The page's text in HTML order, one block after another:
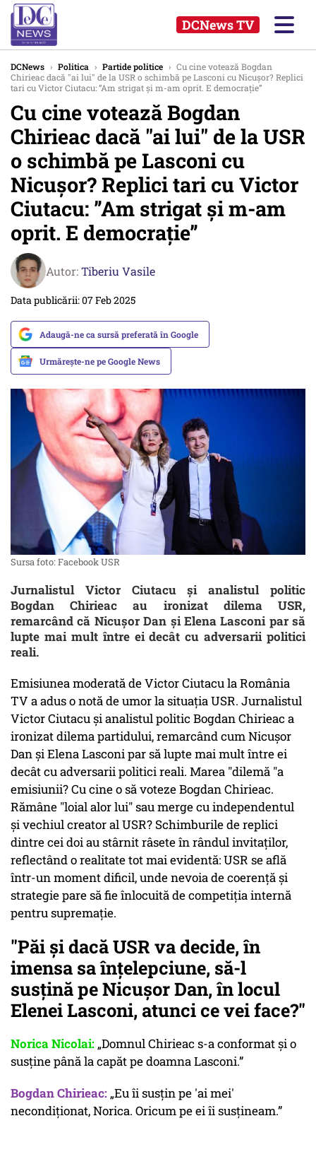
DCNews TV
DCNews › Politica › Partide politice › Cu cine votează Bogdan
Chirieac dacă "ai lui" de la USR o schimbă pe Lasconi cu Nicușor? Replici
tari cu Victor Ciutacu: ”Am strigat și m-am oprit. E democrație”
Cu cine votează Bogdan
Chirieac dacă "ai lui" de la USR
o schimbă pe Lasconi cu
Nicușor? Replici tari cu Victor
Ciutacu: ”Am strigat și m-am
oprit. E democrație”
Autor:Tiberiu Vasile
Data publicării: 07 Feb 2025
Adaugă-ne ca sursă preferată în Google
Urmărește-ne pe Google News
Sursa foto: Facebook USR
Jurnalistul Victor Ciutacu și analistul politic
Bogdan Chirieac au ironizat dilema USR,
remarcând că Nicușor Dan și Elena Lasconi par să
lupte mai mult între ei decât cu adversarii politici
reali.
Emisiunea moderată de Victor Ciutacu la România
TV a adus o notă de umor la situația USR. Jurnalistul
Victor Ciutacu și analistul politic Bogdan Chirieac a
ironizat dilema partidului, remarcând cum Nicușor
Dan și Elena Lasconi par să lupte mai mult între ei
decât cu adversarii politici reali. Marea "dilemă "a
emisiunii? Cu cine o să voteze Bogdan Chirieac.
Rămâne "loial alor lui" sau merge cu independentul
și vechiul creator al USR? Schimburile de replici
dintre cei doi au stârnit râsete în rândul invitaților,
reflectând o realitate tot mai evidentă: USR se află
într-un moment dificil, unde nevoia de coerență și
strategie pare să fie înlocuită de competiția internă
pentru supremație.
"Păi și dacă USR va decide, în
imensa sa înțelepciune, să-l
susțină pe Nicușor Dan, în locul
Elenei Lasconi, atunci ce vei face?"
Norica Nicolai: „Domnul Chirieac s-a conformat și o
susține până la capăt pe doamna Lasconi.”
Bogdan Chirieac: „Eu îi susțin pe 'ai mei'
necondiționat, Norica. Oricum pe ei îi susțineam.”